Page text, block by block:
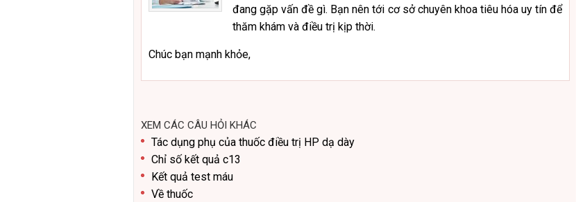
đang gặp vấn đề gì. Bạn nên tới cơ sở chuyên khoa tiêu hóa uy tín để
thăm khám và điều trị kịp thời.
Chúc bạn mạnh khỏe,
XEM CÁC CÂU HỎI KHÁC
Tác dụng phụ của thuốc điều trị HP dạ dày
Chỉ số kết quả c13
Kết quả test máu
Về thuốc